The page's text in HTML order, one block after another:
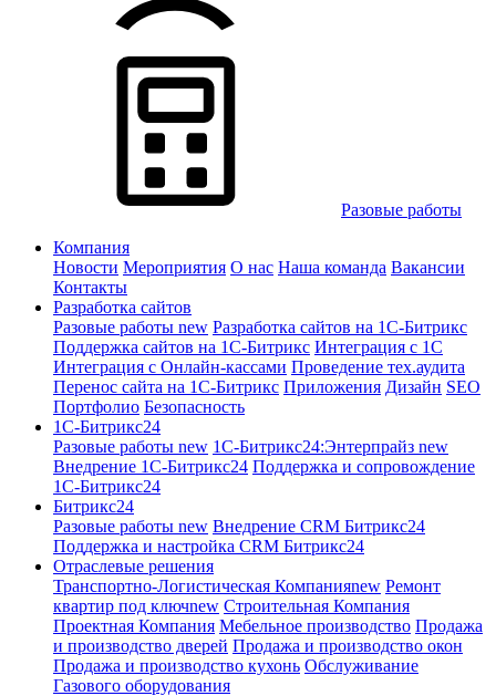
Разовые работы
Компания
Новости Мероприятия О нас Наша команда Вакансии
Контакты
Разработка сайтов
Разовые работы new Разработка сайтов на 1С-Битрикс
Поддержка сайтов на 1С-Битрикс Интеграция с 1С
Интеграция с Онлайн-кассами Проведение тех.аудита
Перенос сайта на 1С-Битрикс Приложения Дизайн SEO
Портфолио Безопасность
1C-Битрикс24
Разовые работы new 1С-Битрикс24:Энтерпрайз new
Внедрение 1C-Битрикс24 Поддержка и сопровождение
1С-Битрикс24
Битрикс24
Разовые работы new Внедрение CRM Битрикс24
Поддержка и настройка CRM Битрикс24
Отраслевые решения
Транспортно-Логистическая Компанияnew Ремонт
квартир под ключnew Строительная Компания
Проектная Компания Мебельное производство Продажа
и производство дверей Продажа и производство окон
Продажа и производство кухонь Обслуживание
Газового оборудования